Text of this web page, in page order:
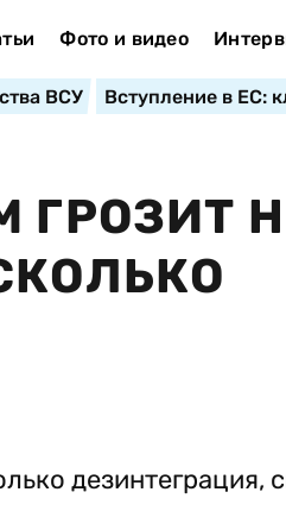
Фото и видео
ВСУ Вступление в ЕС:
ГРОЗИТ